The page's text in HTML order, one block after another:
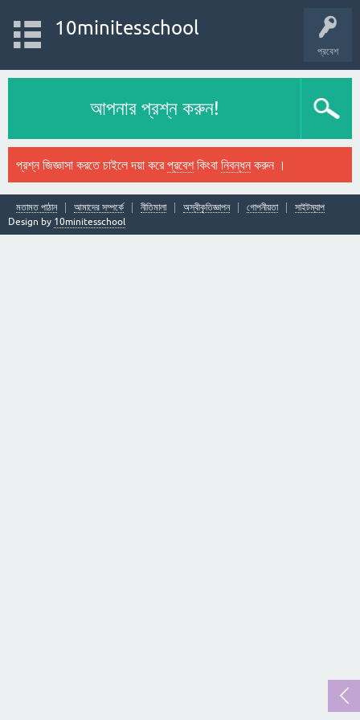
প্রবেশ
10minitesschool
আপনার প্রশ্ন করুন!
প্রশ্ন জিজ্ঞাসা করতে চাইলে দয়া করেপ্রবেশকিংবা নিবন্ধন করুন ।
মতামত পাঠান আমাদের সম্পর্কে নীতিমালা অস্বীকৃতিজ্ঞাপন গোপনীয়তা
সাইটম্যাপ
Design by 10minitesschool